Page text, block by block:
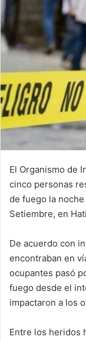
El Organismo de
cinco personas
de fuego la
Setiembre, en
De acuerdo con
encontraban en
ocupantes pasó
fuego desde el
impactaron a los
Entre los heridos